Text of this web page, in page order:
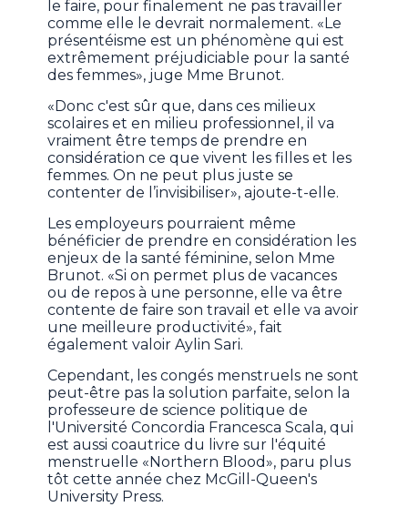
le faire, pour finalement ne pas travailler
comme elle le devrait normalement. «Le
présentéisme est un phénomène qui est
extrêmement préjudiciable pour la santé
des femmes», juge Mme Brunot.
«Donc c'est sûr que, dans ces milieux
scolaires et en milieu professionnel, il va
vraiment être temps de prendre en
considération ce que vivent les filles et les
femmes. On ne peut plus juste se
contenter de l’invisibiliser», ajoute-t-elle.
Les employeurs pourraient même
bénéficier de prendre en considération les
enjeux de la santé féminine, selon Mme
Brunot. «Si on permet plus de vacances
ou de repos à une personne, elle va être
contente de faire son travail et elle va avoir
une meilleure productivité», fait
également valoir Aylin Sari.
Cependant, les congés menstruels ne sont
peut-être pas la solution parfaite, selon la
professeure de science politique de
l'Université Concordia Francesca Scala, qui
est aussi coautrice du livre sur l'équité
menstruelle «Northern Blood», paru plus
tôt cette année chez McGill-Queen's
University Press.